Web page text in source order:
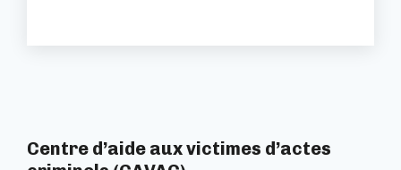
Centre d’aide aux victimes d’actes